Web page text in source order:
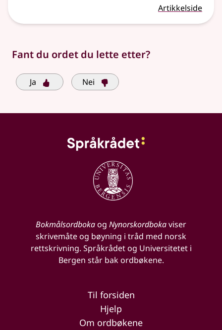
Artikkelside
Fant du ordet du lette etter?
Ja Nei
Bokmålsordbokaog Nynorskordbokaviser
skrivemåte og bøyning i tråd med norsk
rettskrivning. Språkrådet og Universitetet i
Bergen står bak ordbøkene.
Til forsiden
Hjelp
Om ordbøkene